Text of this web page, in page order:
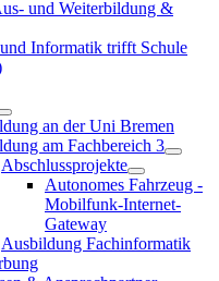
und Weiterbildung &
Informatik trifft Schule
an der Uni Bremen
am Fachbereich 3
Abschlussprojekte
Autonomes Fahrzeug -
Mobilfunk-Internet-
Gateway
Ausbildung Fachinformatik